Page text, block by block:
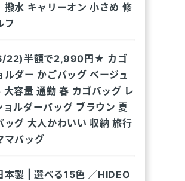
撥水 キャリーオン 小さめ 修
フ
22)半額で2,990円★ カゴ
ルダー かごバッグ ベージュ
大容量 通勤 春 カゴバッグ レ
ョルダーバッグ ブラウン 夏
ッグ 大人かわいい 収納 旅行
マバッグ
本製 | 選べる15色 ／HIDEO